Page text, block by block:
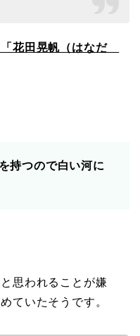
花田晃帆（はなだ
持つので白い河に
思われることが嫌
ていたそうです。